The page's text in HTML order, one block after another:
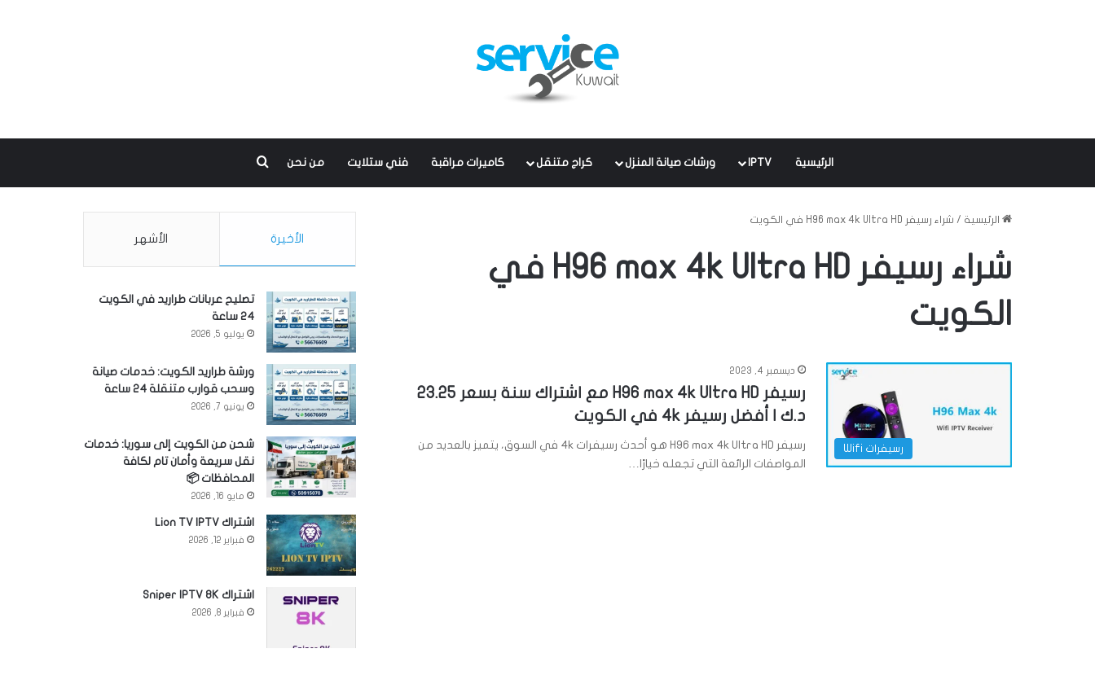
الرئيسية IPTV ورشات صيانة المنزل كراج متنقل كاميرات مراقبة فني ستلايت من نحن بحث عن
الرئيسية / شراء رسيفر H96 max 4k Ultra HD في الكويت
شراء رسيفر H96 max 4k Ultra HD في
الكويت
رسيفرات Wifi
ديسمبر 4, 2023
رسيفر H96 max 4k Ultra HD مع اشتراك سنة بسعر 23.25
د.ك | أفضل رسيفر 4k في الكويت
رسيفر H96 max 4k Ultra HD هو أحدث رسيفرات 4k في السوق، يتميز بالعديد من
المواصفات الرائعة التي تجعله خيارًا…
الأخيرة الأشهر
تصليح عربانات طراريد في الكويت
24 ساعة
يوليو 5, 2026
ورشة طراريد الكويت: خدمات صيانة
وسحب قوارب متنقلة 24 ساعة
يونيو 7, 2026
شحن من الكويت إلى سوريا: خدمات
نقل سريعة وأمان تام لكافة
المحافظات 📦
مايو 16, 2026
اشتراك Lion TV IPTV
فبراير 12, 2026
اشتراك Sniper IPTV 8K
فبراير 8, 2026